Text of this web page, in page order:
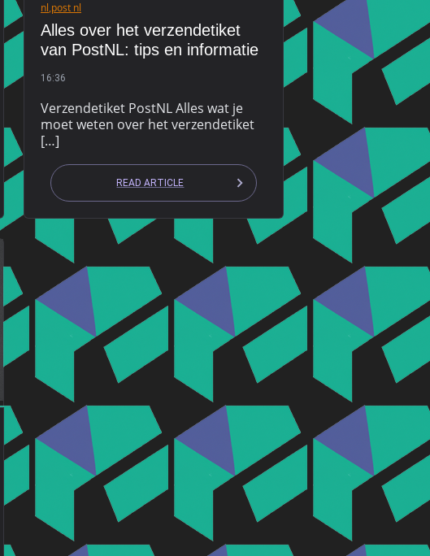
nl,post nl
Alles over het verzendetiket
van PostNL: tips en informatie
16:36
Verzendetiket PostNL Alles wat je
moet weten over het verzendetiket
[…]
READ ARTICLE